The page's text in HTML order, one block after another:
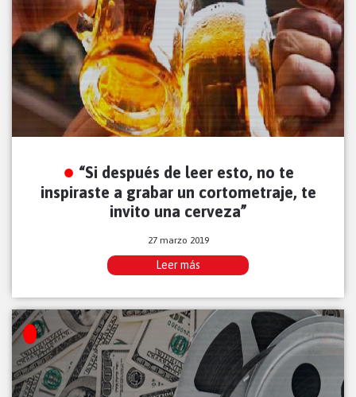
“Si después de leer esto, no te
inspiraste a grabar un cortometraje, te
invito una cerveza”
27 marzo 2019
Leer más